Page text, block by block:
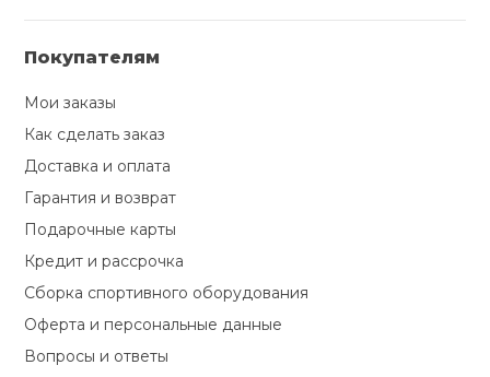
Покупателям
Мои заказы
Как сделать заказ
Доставка и оплата
Гарантия и возврат
Подарочные карты
Кредит и рассрочка
Сборка спортивного оборудования
Оферта и персональные данные
Вопросы и ответы